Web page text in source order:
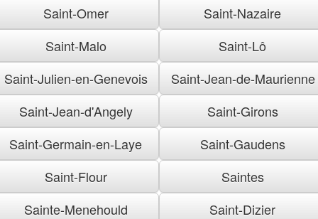
Saint-Omer
Saint-Nazaire
Saint-Malo
Saint-Lô
Saint-Julien-en-Genevois
Saint-Jean-de-Maurienne
Saint-Jean-d'Angely
Saint-Girons
Saint-Germain-en-Laye
Saint-Gaudens
Saint-Flour
Saintes
Sainte-Menehould
Saint-Dizier